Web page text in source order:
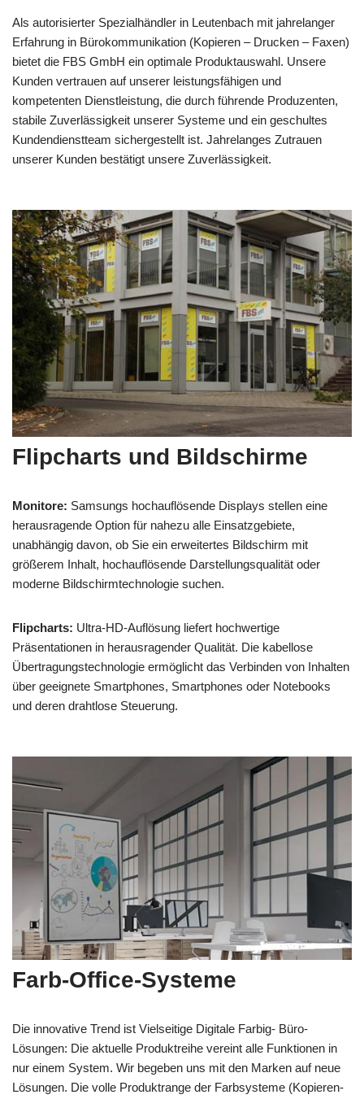
Als autorisierter Spezialhändler in Leutenbach mit jahrelanger
Erfahrung in Bürokommunikation (Kopieren – Drucken – Faxen)
bietet die FBS GmbH ein optimale Produktauswahl. Unsere
Kunden vertrauen auf unserer leistungsfähigen und
kompetenten Dienstleistung, die durch führende Produzenten,
stabile Zuverlässigkeit unserer Systeme und ein geschultes
Kundendienstteam sichergestellt ist. Jahrelanges Zutrauen
unserer Kunden bestätigt unsere Zuverlässigkeit.
Flipcharts und Bildschirme
Monitore: Samsungs hochauflösende Displays stellen eine
herausragende Option für nahezu alle Einsatzgebiete,
unabhängig davon, ob Sie ein erweitertes Bildschirm mit
größerem Inhalt, hochauflösende Darstellungsqualität oder
moderne Bildschirmtechnologie suchen.
Flipcharts: Ultra-HD-Auflösung liefert hochwertige
Präsentationen in herausragender Qualität. Die kabellose
Übertragungstechnologie ermöglicht das Verbinden von Inhalten
über geeignete Smartphones, Smartphones oder Notebooks
und deren drahtlose Steuerung.
Farb-Office-Systeme
Die innovative Trend ist Vielseitige Digitale Farbig- Büro-
Lösungen: Die aktuelle Produktreihe vereint alle Funktionen in
nur einem System. Wir begeben uns mit den Marken auf neue
Lösungen. Die volle Produktrange der Farbsysteme (Kopieren-